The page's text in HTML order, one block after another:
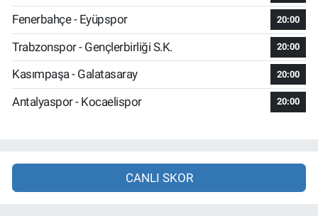
Fenerbahçe - Eyüpspor 20:00
Trabzonspor - Gençlerbirliği S.K. 20:00
Kasımpaşa - Galatasaray 20:00
Antalyaspor - Kocaelispor 20:00
CANLI SKOR